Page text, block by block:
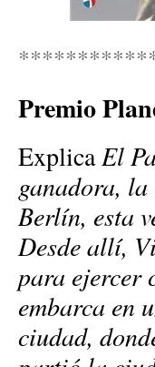
Premio
ExplicaEl
ganadora,
Berlín, esta
Desde allí,
para ejercer
embarca en
ciudad,